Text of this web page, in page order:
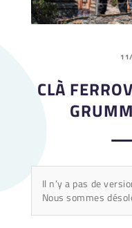
CLÀ
Il n’y a pas de
Nous sommes